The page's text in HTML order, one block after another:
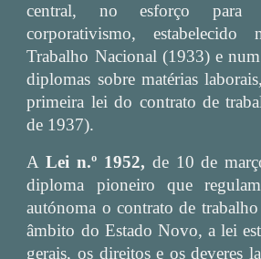
central, no esforço para
corporativismo,
Trabalho Nacional (1933) e
diplomas sobre matérias
primeira lei do contrato de
de 1937).
ALei n.º 1952, de 10 de
diploma pioneiro que
autónoma o contrato de
âmbito do Estado Novo, a lei
gerais, os direitos e os deveres